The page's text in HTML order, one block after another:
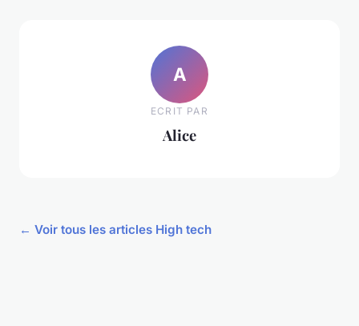
A
ECRIT PAR
Alice
← Voir tous les articles High tech